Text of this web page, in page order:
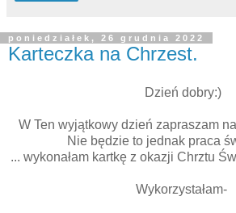
poniedziałek, 26 grudnia 2022
Karteczka na Chrzest.
Dzień dobry:)
W Ten wyjątkowy dzień zapraszam
Nie będzie to jednak praca
... wykonałam kartkę z okazji Chrztu
Wykorzystałam-